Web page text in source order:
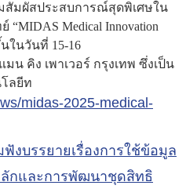
สัมผัสประสบการณ์สุดพิเศษใน
Medical Innovation
นในวันที่ 15-16
น คิง เพาเวอร์ กรุงเทพ ซึ่งเป็น
ลยีท
midas-2025-medical-
งบรรยายเรื่องการใช้ข้อมูล
กและการพัฒนาชุดสิทธิ